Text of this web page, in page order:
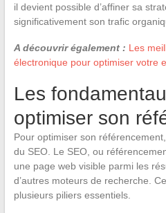
il devient possible d’affiner sa
significativement son trafic
A découvrir également : Les
électronique pour optimiser votre
Les
optimiser son
Pour optimiser son
du SEO. Le SEO, ou
une page web visible parmi les
d’autres moteurs de recherche.
plusieurs piliers essentiels.